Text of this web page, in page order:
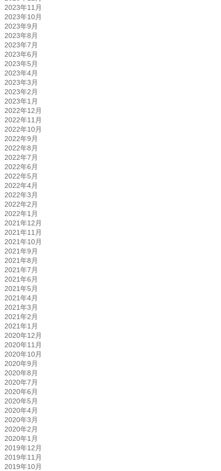
2023年11月
2023年10月
2023年9月
2023年8月
2023年7月
2023年6月
2023年5月
2023年4月
2023年3月
2023年2月
2023年1月
2022年12月
2022年11月
2022年10月
2022年9月
2022年8月
2022年7月
2022年6月
2022年5月
2022年4月
2022年3月
2022年2月
2022年1月
2021年12月
2021年11月
2021年10月
2021年9月
2021年8月
2021年7月
2021年6月
2021年5月
2021年4月
2021年3月
2021年2月
2021年1月
2020年12月
2020年11月
2020年10月
2020年9月
2020年8月
2020年7月
2020年6月
2020年5月
2020年4月
2020年3月
2020年2月
2020年1月
2019年12月
2019年11月
2019年10月